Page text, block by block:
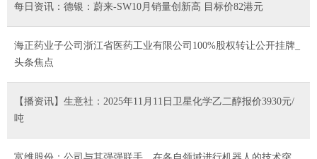
每日资讯：德银：蔚来-SW10月销量创新高 目标价82港元
海正药业子公司浙江省医药工业有限公司100%股权转让公开挂牌_
头条焦点
【播资讯】生意社：2025年11月11日卫星化学乙二醇报价3930元/
吨